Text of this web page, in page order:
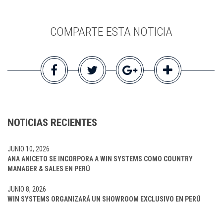
COMPARTE ESTA NOTICIA
NOTICIAS RECIENTES
ANA ANICETO SE INCORPORA A WIN SYSTEMS COMO COUNTRY
MANAGER & SALES EN PERÚ
JUNIO 10, 2026
WIN SYSTEMS ORGANIZARÁ UN SHOWROOM EXCLUSIVO EN PERÚ
JUNIO 8, 2026